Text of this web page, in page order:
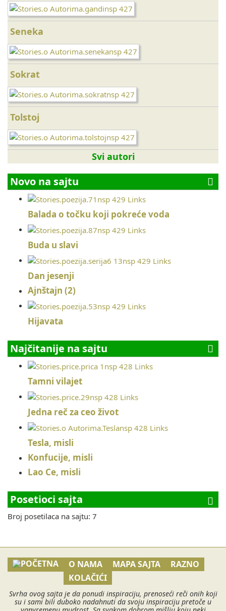
Seneka
Sokrat
Tolstoj
Svi autori
Novo na sajtu
Balada o točku koji pokreće voda
Buda u slavi
Dan jesenji
Ajnštajn (2)
Hijavata
Najčitanije na sajtu
Tamni vilajet
Jedna reč za ceo život
Tesla, misli
Konfucije, misli
Lao Ce, misli
Posetioci sajta
Broj posetilaca na sajtu: 7
O NAMA MAPA SAJTA
RAZNO
KOLAČIĆI
Svrha ovog sajta je da ponudi inspiraciju, prenoseći reči onih koji
su i sami bili duboko nadahnuti da svoju inspiraciju pretoče u